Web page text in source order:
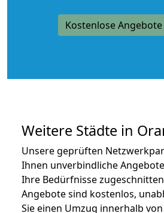
Kostenlose
Weitere Städte in
Unsere geprüften
Ihnen unverbindliche
Ihre Bedürfnisse
Angebote sind kostenlos,
Sie einen Umzug innerhalb